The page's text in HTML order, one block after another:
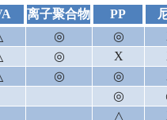
离子聚合物 PP
◎ ◎
◎ X
◎ ◎
◎
△